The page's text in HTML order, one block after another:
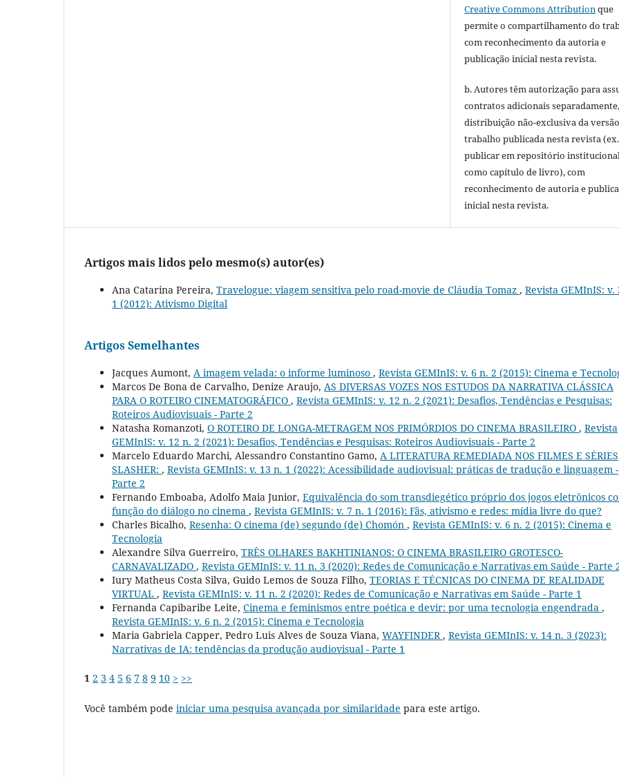
Creative Commons Attributionque
permite o compartilhamento do
com reconhecimento da autoria e
publicação inicial nesta revista.
b. Autores têm autorização para
contratos adicionais
distribuição não-exclusiva da
trabalho publicada nesta revista
publicar em repositório
como capítulo de livro), com
reconhecimento de autoria e
inicial nesta revista.
Artigos mais lidos pelo mesmo(s) autor(es)
Ana Catarina Pereira, Travelogue: viagem sensitiva pelo road-movie de Cláudia Tomaz , Revista GEMInIS: v.
1 (2012): Ativismo Digital
Artigos Semelhantes
Jacques Aumont, A imagem velada: o informe luminoso , Revista GEMInIS: v. 6 n. 2 (2015): Cinema e
Marcos De Bona de Carvalho, Denize Araujo, AS DIVERSAS VOZES NOS ESTUDOS DA NARRATIVA CLÁSSICA
PARA O ROTEIRO CINEMATOGRÁFICO , Revista GEMInIS: v. 12 n. 2 (2021): Desafios, Tendências e Pesquisas:
Roteiros Audiovisuais - Parte 2
Natasha Romanzoti, O ROTEIRO DE LONGA-METRAGEM NOS PRIMÓRDIOS DO CINEMA BRASILEIRO , Revista
GEMInIS: v. 12 n. 2 (2021): Desafios, Tendências e Pesquisas: Roteiros Audiovisuais - Parte 2
Marcelo Eduardo Marchi, Alessandro Constantino Gamo, A LITERATURA REMEDIADA NOS FILMES E SÉRIES
SLASHER: , Revista GEMInIS: v. 13 n. 1 (2022): Acessibilidade audiovisual: práticas de tradução e linguagem -
Parte 2
Fernando Emboaba, Adolfo Maia Junior, Equivalência do som transdiegético próprio dos jogos eletrônicos
função do diálogo no cinema , Revista GEMInIS: v. 7 n. 1 (2016): Fãs, ativismo e redes: mídia livre do que?
Charles Bicalho, Resenha: O cinema (de) segundo (de) Chomón , Revista GEMInIS: v. 6 n. 2 (2015): Cinema e
Tecnologia
Alexandre Silva Guerreiro, TRÊS OLHARES BAKHTINIANOS: O CINEMA BRASILEIRO GROTESCO-
CARNAVALIZADO , Revista GEMInIS: v. 11 n. 3 (2020): Redes de Comunicação e Narrativas em Saúde - Parte
Iury Matheus Costa Silva, Guido Lemos de Souza Filho, TEORIAS E TÉCNICAS DO CINEMA DE REALIDADE
VIRTUAL , Revista GEMInIS: v. 11 n. 2 (2020): Redes de Comunicação e Narrativas em Saúde - Parte 1
Fernanda Capibaribe Leite, Cinema e feminismos entre poética e devir: por uma tecnologia engendrada ,
Revista GEMInIS: v. 6 n. 2 (2015): Cinema e Tecnologia
Maria Gabriela Capper, Pedro Luis Alves de Souza Viana, WAYFINDER, Revista GEMInIS: v. 14 n. 3 (2023):
Narrativas de IA: tendências da produção audiovisual - Parte 1
1 2 3 4 5 6 7 8 9 10 > >>
Você também pode iniciar uma pesquisa avançada por similaridade para este artigo.